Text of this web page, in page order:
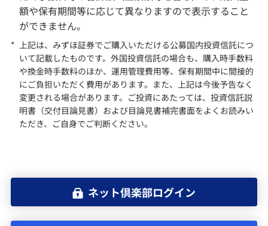
額や保有期間等に応じて異なりますので表示すること
ができません。
* 上記は、みずほ証券でご購入いただける公募国内投資信託につ
いて記載したものです。外国投資信託の場合も、購入時手数料
や換金時手数料のほか、運用管理費用等、保有期間中に間接的
にご負担いただく費用があります。また、上記は今後予告なく
変更される場合があります。ご投資にあたっては、投資信託説
明書（交付目論見書）および目論見書補完書面をよくお読みい
ただき、ご自身でご判断ください。
ネット倶楽部ログイン